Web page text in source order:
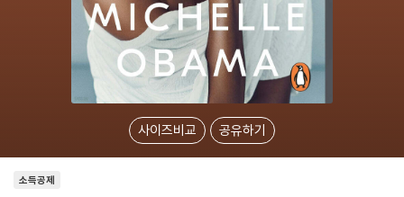
사이즈비교 공유하기
소득공제